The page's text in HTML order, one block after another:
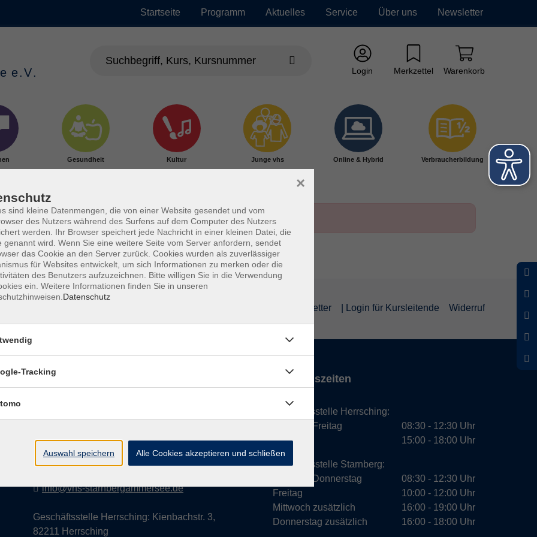
Startseite Programm Aktuelles Service Über uns Newsletter
Login Merkzettel Warenkorb
Gesundheit Kultur Junge vhs Online & Hybrid Verbraucherbildung
Newsletter | Login für Kursleitende Widerruf
Kontakt
Geschäftsstelle Starnberg: Bahnhofplatz 14,
info@vhs-starnbergammersee.de
Geschäftsstelle Herrsching: Kienbachstr. 3,
82211 Herrsching
Öffnungszeiten
Geschäftsstelle Herrsching:
Montag - Freitag
Dienstag
08:30 - 12:30 Uhr
15:00 - 18:00 Uhr
Geschäftsstelle Starnberg:
Montag - Donnerstag
Freitag
Mittwoch zusätzlich
Donnerstag zusätzlich
08:30 - 12:30 Uhr
10:00 - 12:00 Uhr
16:00 - 19:00 Uhr
16:00 - 18:00 Uhr
sind kleine Datenmengen, die von einer Website gesendet und vom
des Nutzers während des Surfens auf dem Computer des Nutzers
werden. Ihr Browser speichert jede Nachricht in einer kleinen Datei, die
genannt wird. Wenn Sie eine weitere Seite vom Server anfordern, sendet
das Cookie an den Server zurück. Cookies wurden als zuverlässiger
für Websites entwickelt, um sich Informationen zu merken oder die
des Benutzers aufzuzeichnen. Bitte willigen Sie in die Verwendung
ein. Weitere Informationen finden Sie in unseren
Datenschutz
×
Tracking
Auswahl speichern Alle Cookies akzeptieren und schließen